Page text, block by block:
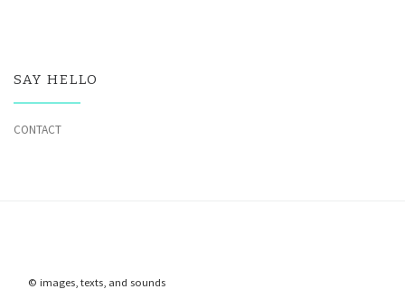
SAY HELLO
CONTACT
© images, texts, and sounds